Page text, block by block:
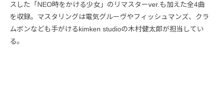
スした「NEO時をかける少女」のリマスターver.も加えた全4曲
を収録。マスタリングは電気グルーヴやフィッシュマンズ、クラ
ムボンなども手がけるkimken studioの木村健太郎が担当してい
る。